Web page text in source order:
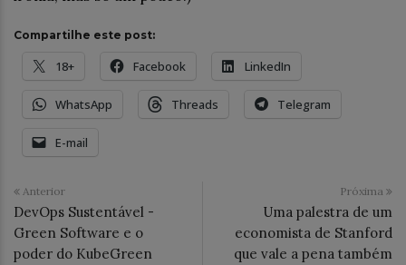
Compartilhe este post:
18+ Facebook LinkedIn
WhatsApp Threads Telegram
E-mail
Anterior
DevOps Sustentável -
Green Software e o
poder do KubeGreen
Próxima
Uma palestra de um
economista de Stanford
que vale a pena também